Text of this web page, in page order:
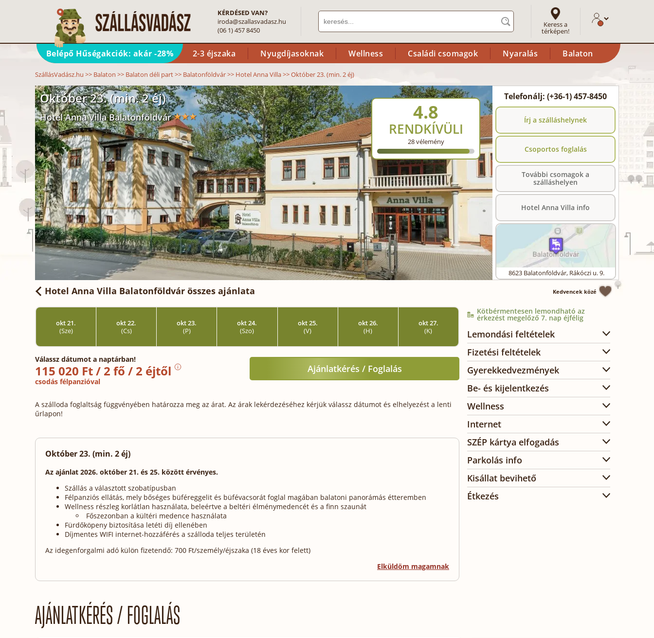
KÉRDÉSED VAN?
iroda@szallasvadasz.hu
(06 1) 457 8450
Keress a
térképen!
Belépő Hűségakciók: akár -28% 2-3 éjszaka Nyugdíjasoknak Wellness Családi csomagok Nyaralás Balaton
SzállásVadász.hu >> Balaton >> Balaton déli part>> Balatonföldvár>> Hotel Anna Villa>>Október 23. (min. 2 éj)
Október 23. (min. 2 éj)
Hotel Anna Villa Balatonföldvár 4.8
RENDKÍVÜLI
28vélemény
Telefonálj: (+36-1) 457-8450
Írj a szálláshelynek
Csoportos foglalás
További csomagok a
szálláshelyen
Hotel Anna Villa info
8623 Balatonföldvár, Rákóczi u. 9.
Hotel Anna Villa Balatonföldvár összes ajánlata Kedvencek közé
okt 21.
(Sze)
okt 22.
(Cs)
okt 23.
(P)
okt 24.
(Szo)
okt 25.
(V)
okt 26.
(H)
okt 27.
(K)
Válassz dátumot a naptárban!
115 020 Ft / 2 fő / 2 éjtől
csodás félpanzióval
Ajánlatkérés / Foglalás
A szálloda foglaltság függvényében határozza meg az árat. Az árak lekérdezéséhez kérjük válassz dátumot és elhelyezést a lenti
űrlapon!
Október 23. (min. 2 éj)
Az ajánlat 2026. október 21. és 25. között érvényes.
Szállás a választott szobatípusban
Félpanziós ellátás, mely bőséges büféreggelit és büfévacsorát foglal magában balatoni panorámás étteremben
Wellness részleg korlátlan használata, beleértve a beltéri élménymedencét és a finn szaunát
Főszezonban a kültéri medence használata
Fürdőköpeny biztosítása letéti díj ellenében
Díjmentes WIFI internet-hozzáférés a szálloda teljes területén
Az idegenforgalmi adó külön fizetendő: 700 Ft/személy/éjszaka (18 éves kor felett)
Elküldöm magamnak
Kötbérmentesen lemondható az
érkezést megelőző 7. nap éjfélig
Lemondási feltételek
Fizetési feltételek
Gyerekkedvezmények
Be- és kijelentkezés
Wellness
Internet
SZÉP kártya elfogadás
Parkolás info
Kisállat bevihető
Étkezés
AJÁNLATKÉRÉS / FOGLALÁS